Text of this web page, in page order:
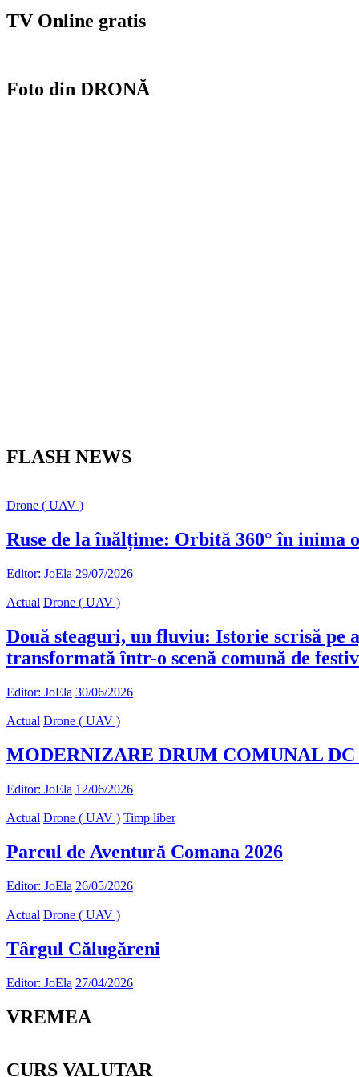
TV Online gratis
Foto din DRONĂ
FLASH NEWS
Drone ( UAV )
Ruse de la înălțime: Orbită 360° în inima
Editor: JoEla 29/07/2026
Actual Drone ( UAV )
Două steaguri, un fluviu: Istorie scrisă pe
transformată într-o scenă comună de
Editor: JoEla 30/06/2026
Actual Drone ( UAV )
MODERNIZARE DRUM COMUNAL
Editor: JoEla 12/06/2026
Actual Drone ( UAV ) Timp liber
Parcul de Aventură Comana 2026
Editor: JoEla 26/05/2026
Actual Drone ( UAV )
Târgul Călugăreni
Editor: JoEla 27/04/2026
VREMEA
CURS VALUTAR